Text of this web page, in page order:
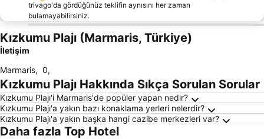
trivago'da gördüğünüz teklifin aynısını her zaman
bulamayabilirsiniz.
Kızkumu Plajı (Marmaris, Türkiye)
İletişim
Marmaris, 0,
Kızkumu Plajı Hakkında Sıkça Sorulan Sorular
Kızkumu Plajı'i Marmaris'de popüler yapan nedir?
Kızkumu Plajı'a yakın bazı konaklama yerleri nelerdir?
Kızkumu Plajı'a yakın başka hangi cazibe merkezleri var?
Daha fazla Top Hotel